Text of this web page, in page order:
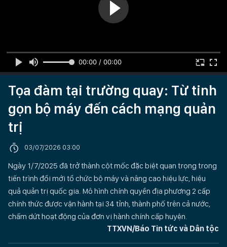
00:00 / 00:00
Tọa đàm tại trường quay: Từ tinh
gọn bộ máy đến cách mạng quản
trị
03/07/2026 03:00
Ngày 1/7/2025 đã trở thành cột mốc đặc biệt quan trọng trong
tiến trình đổi mới tổ chức bộ máy và nâng cao hiệu lực, hiệu
quả quản trị quốc gia. Mô hình chính quyền địa phương 2 cấp
chính thức được vận hành tại 34 tỉnh, thành phố trên cả nước,
chấm dứt hoạt động của đơn vị hành chính cấp huyện.
TTXVN/Báo Tin tức và Dân tộc